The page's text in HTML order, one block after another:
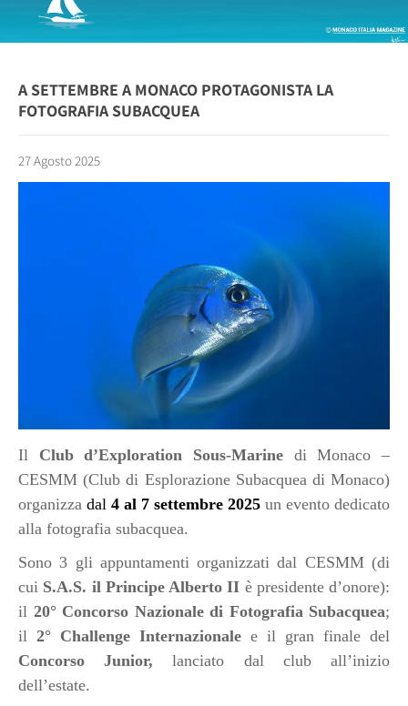
A SETTEMBRE A MONACO PROTAGONISTA LA
FOTOGRAFIA SUBACQUEA
27 Agosto 2025
Il Club d’Exploration Sous-Marine di Monaco –
CESMM (Club di Esplorazione Subacquea di Monaco)
organizza dal 4 al 7 settembre 2025 un evento dedicato
alla fotografia subacquea.
Sono 3 gli appuntamenti organizzati dal CESMM (di
cui S.A.S. il Principe Alberto II è presidente d’onore):
il 20° Concorso Nazionale di Fotografia Subacquea;
il 2° Challenge Internazionale e il gran finale del
Concorso Junior, lanciato dal club all’inizio
dell’estate.